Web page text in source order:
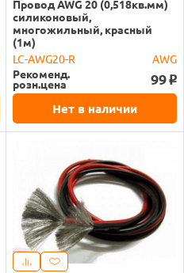
Провод AWG 20 (0,518кв.мм)
силиконовый,
многожильный, красный
(1м)
LC-AWG20-R
AWG
Рекоменд.
розн.цена 99 o
Нет в наличии